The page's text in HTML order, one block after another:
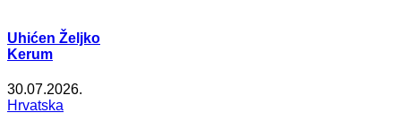
Uhićen Željko
Kerum
30.07.2026.
Hrvatska